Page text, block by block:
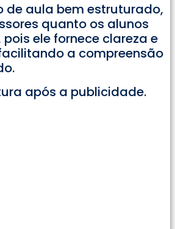
de aula bem estruturado,
quanto os alunos
ele fornece clareza e
a compreensão
após a publicidade.